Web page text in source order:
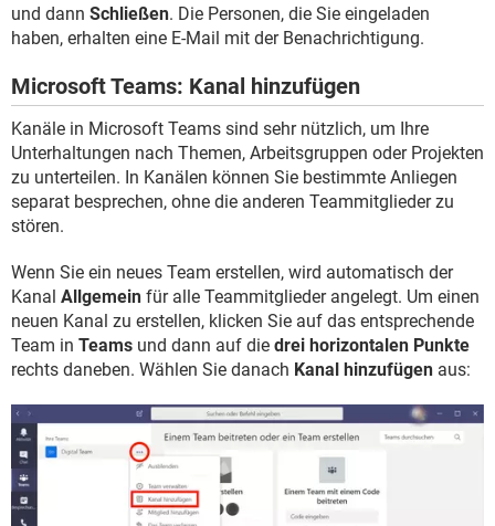
und dann Schließen. Die Personen, die Sie eingeladen
haben, erhalten eine E-Mail mit der Benachrichtigung.
Microsoft Teams: Kanal hinzufügen
Kanäle in Microsoft Teams sind sehr nützlich, um Ihre
Unterhaltungen nach Themen, Arbeitsgruppen oder Projekten
zu unterteilen. In Kanälen können Sie bestimmte Anliegen
separat besprechen, ohne die anderen Teammitglieder zu
stören.
Wenn Sie ein neues Team erstellen, wird automatisch der
Kanal Allgemein für alle Teammitglieder angelegt. Um einen
neuen Kanal zu erstellen, klicken Sie auf das entsprechende
Team in Teams und dann auf die drei horizontalen Punkte
rechts daneben. Wählen Sie danach Kanal hinzufügen aus: